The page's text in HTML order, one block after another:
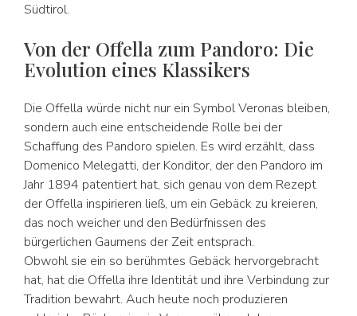
Südtirol.
Von der Offella zum Pandoro: Die
Evolution eines Klassikers
Die Offella würde nicht nur ein Symbol Veronas bleiben,
sondern auch eine entscheidende Rolle bei der
Schaffung des Pandoro spielen. Es wird erzählt, dass
Domenico Melegatti, der Konditor, der den Pandoro im
Jahr 1894 patentiert hat, sich genau von dem Rezept
der Offella inspirieren ließ, um ein Gebäck zu kreieren,
das noch weicher und den Bedürfnissen des
bürgerlichen Gaumens der Zeit entsprach.
Obwohl sie ein so berühmtes Gebäck hervorgebracht
hat, hat die Offella ihre Identität und ihre Verbindung zur
Tradition bewahrt. Auch heute noch produzieren